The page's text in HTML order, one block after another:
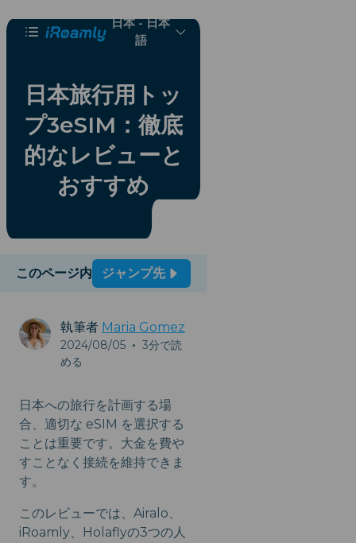
日本 - 日本
語
日本旅行用トッ
プ3eSIM：徹底
的なレビューと
おすすめ
このページ内 ジャンプ先
執筆者 Maria Gomez
2024/08/05 • 3分で読
める
日本への旅行を計画する場
合、適切な eSIM を選択する
ことは重要です。大金を費や
すことなく接続を維持できま
す。
このレビューでは、Airalo、
iRoamly、Holaflyの3つの人